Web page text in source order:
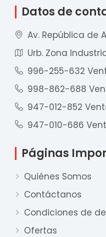
Datos de
Av. República de
Urb. Zona
996-255-632
998-862-688
947-012-852
947-010-686
Páginas
Quiénes Somos
Contáctanos
Condiciones de
Ofertas